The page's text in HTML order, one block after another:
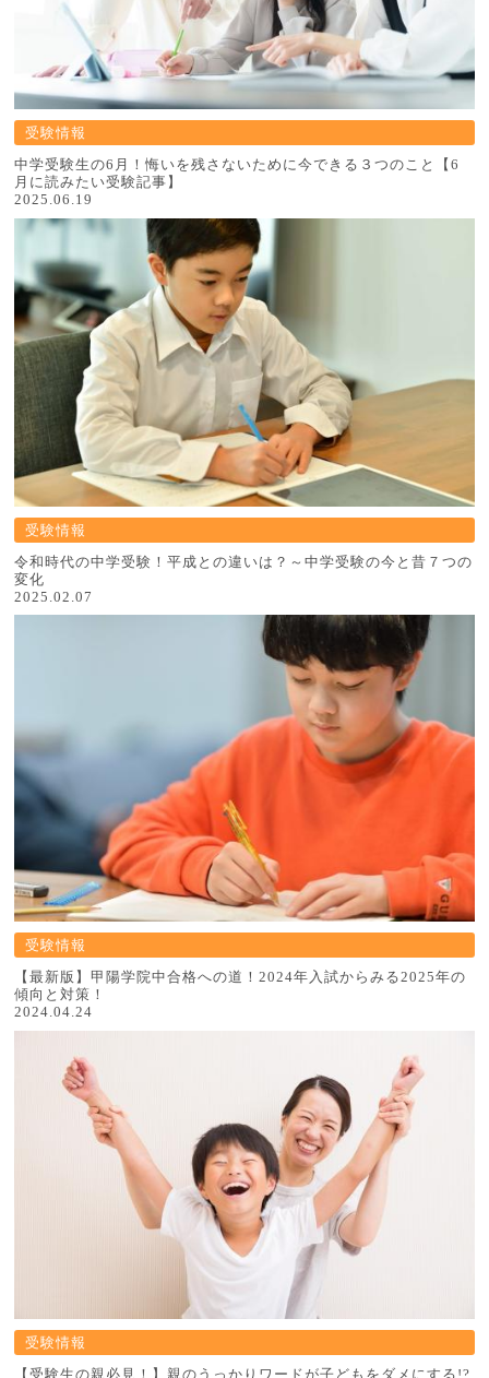
受験情報
中学受験生の6月！悔いを残さないために今できる３つのこと【6
月に読みたい受験記事】
2025.06.19
受験情報
令和時代の中学受験！平成との違いは？～中学受験の今と昔７つの
変化
2025.02.07
受験情報
【最新版】甲陽学院中合格への道！2024年入試からみる2025年の
傾向と対策！
2024.04.24
受験情報
【受験生の親必見！】親のうっかりワードが子どもをダメにする!?